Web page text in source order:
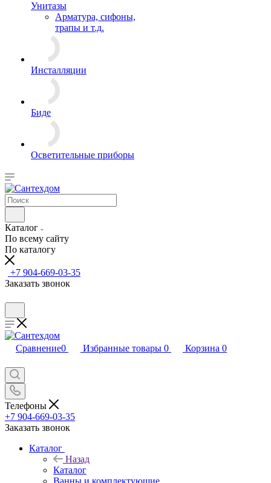
Унитазы
Арматура, сифоны,
трапы и т.д.
Инсталляции
Биде
Осветительные приборы
Каталог
По всему сайту
По каталогу
+7 904-669-03-35
Заказать звонок
Сравнение0 Избранные товары 0 Корзина 0
Телефоны
+7 904-669-03-35
Заказать звонок
Каталог
Назад
Каталог
Ванны и комплектующие